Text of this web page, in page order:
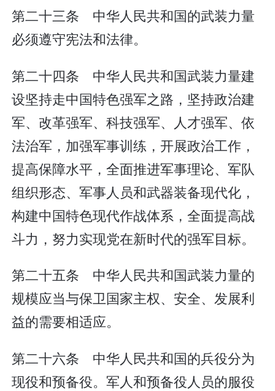
第二十三条 中华人民共和国的武装力量
必须遵守宪法和法律。
第二十四条 中华人民共和国武装力量建
设坚持走中国特色强军之路，坚持政治建
军、改革强军、科技强军、人才强军、依
法治军，加强军事训练，开展政治工作，
提高保障水平，全面推进军事理论、军队
组织形态、军事人员和武器装备现代化，
构建中国特色现代作战体系，全面提高战
斗力，努力实现党在新时代的强军目标。
第二十五条 中华人民共和国武装力量的
规模应当与保卫国家主权、安全、发展利
益的需要相适应。
第二十六条 中华人民共和国的兵役分为
现役和预备役。军人和预备役人员的服役